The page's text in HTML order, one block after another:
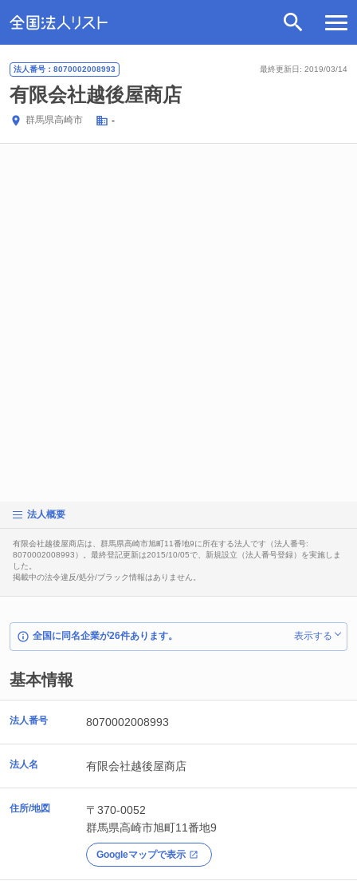
最終更新日: 2019/03/14
法人番号：8070002008993
有限会社越後屋商店
群馬県高崎市 -
法人概要
有限会社越後屋商店は、群馬県高崎市旭町11番地9に所在する法人です（法人番号:
8070002008993）。最終登記更新は2015/10/05で、新規設立（法人番号登録）を実施しま
した。
掲載中の法令違反/処分/ブラック情報はありません。
全国に同名企業が26件あります。 表示する
基本情報
法人番号 8070002008993
法人名 有限会社越後屋商店
住所/地図
〒370-0052
群馬県高崎市旭町11番地9
Googleマップで表示